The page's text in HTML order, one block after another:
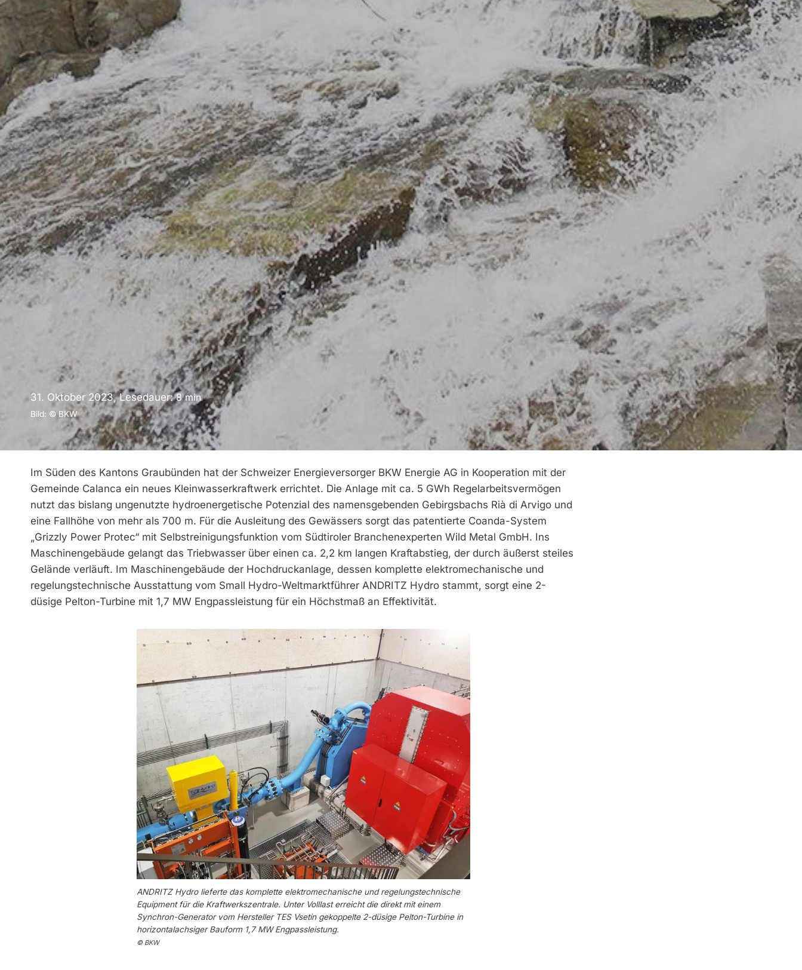
31. Oktober 2023, Lesedauer:8min
Bild: © BKW
Im Süden des Kantons Graubünden hat der Schweizer Energieversorger BKW Energie AG in Kooperation mit der
Gemeinde Calanca ein neues Kleinwasserkraftwerk errichtet. Die Anlage mit ca. 5 GWh Regelarbeitsvermögen
nutzt das bislang ungenutzte hydro­energetische Potenzial des namensgebenden Gebirgsbachs Rià di Arvigo und
eine Fallhöhe von mehr als 700 m. Für die Ausleitung des Gewässers sorgt das patentierte Coanda-System
„Grizzly­ Power Protec“ mit Selbstreinigungsfunktion vom Südtiroler Branchenexperten Wild Metal GmbH. Ins
Maschinengebäude gelangt das Triebwasser über einen ca. 2,2 km langen Kraftabstieg, der durch äußerst steiles
Gelände verläuft. Im Maschinengebäude der Hochdruckanlage, dessen komplette elektromechanische und
regelungstechnische Ausstattung vom Small Hydro-Weltmarktführer ANDRITZ Hydro stammt, sorgt eine 2-
düsige Pelton-Turbine mit 1,7 MW Engpassleistung für ein Höchstmaß an Effektivität.
ANDRITZ Hydro lieferte das komplette elektromechanische und regelungstechnische
Equipment für die Kraftwerkszentrale. Unter Volllast erreicht die direkt mit einem
Synchron-Generator vom Hersteller TES Vsetín gekoppelte 2-düsige Pelton-Turbine in
horizontalachsiger Bauform 1,7 MW Engpassleistung.
© BKW